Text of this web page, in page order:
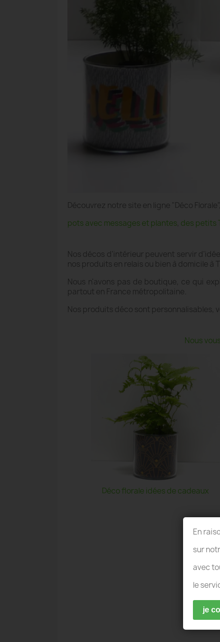
Découvrez notre site en ligne "Déco
pots avec messages et plantes, des petits
Nos décos d'intérieur peuvent servir
nos produits en relais ou bien à domicile à
Nous n'avons pas de boutique, ce qui
partout en France métropolitaine.
Nos produits déco sont personnalisables,
Nous
Déco florale idées de cadeaux
En
sur
avec
le
je